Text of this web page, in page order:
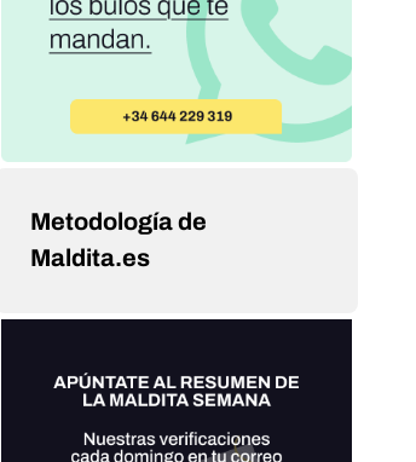
Metodología de
Maldita.es